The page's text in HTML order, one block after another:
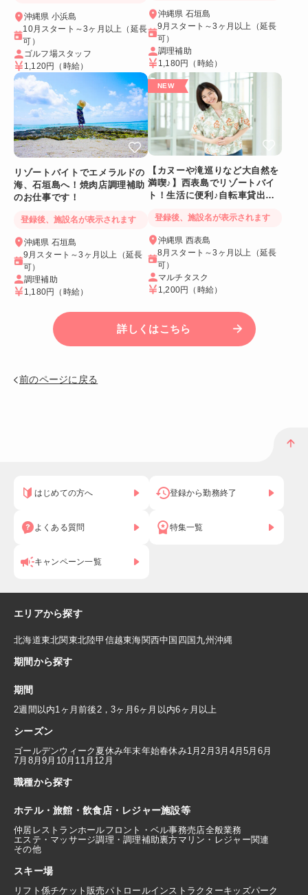
沖縄県 小浜島
10月スタート～3ヶ月以上（延長
可）
ゴルフ場スタッフ
1,120円
（時給）
沖縄県 石垣島
9月スタート～3ヶ月以上（延長
可）
調理補助
1,180円
（時給）
リゾートバイトでエメラルドの
海、石垣島へ！焼肉店調理補助
のお仕事です！
登録後、施設名が表示されます
沖縄県 石垣島
9月スタート～3ヶ月以上（延長
可）
調理補助
1,180円 （時給）
【カヌーや滝巡りなど大自然を
満喫♪】西表島でリゾートバイ
ト！生活に便利♪自転車貸出あ
登録後、施設名が表示されます
沖縄県 西表島
8月スタート～3ヶ月以上（延長
可）
マルチタスク
1,200円 （時給）
詳しくはこちら
前のページに戻る
はじめての方へ 登録から勤務終了
よくある質問 特集一覧
キャンペーン一覧
エリアから探す
北海道東北関東北陸甲信越東海関西中国 四国九州沖縄
期間から探す
期間
2週間以内1ヶ月前後 2，3ヶ月 6ヶ月以内6ヶ月以上
シーズン
ゴールデンウィーク 夏休み年末年始春休み1月 2月3月 4月5月 6月
7月 8月9月 10月 11月 12月
職種から探す
ホテル・旅館・飲食店・レジャー施設等
仲居 レストランホールフロント・ベル事務売店全般業務
エステ・マッサージ調理・調理補助裏方マリン・レジャー関連
その他
スキー場
リフト係チケット販売パトロールインストラクターキッズパーク